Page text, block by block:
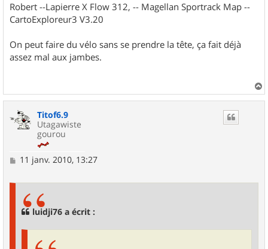
Robert --Lapierre X Flow 312, -- Magellan Sportrack Map --
CartoExploreur3 V3.20
On peut faire du vélo sans se prendre la tête, ça fait déjà
assez mal aux jambes.
a
Titof6.9
Utagawiste
gourou
M11 janv. 2010, 13:27
luidji76 a écrit :